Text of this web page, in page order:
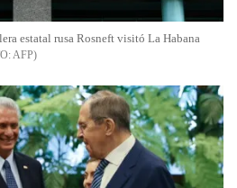
estatal rusa Rosneft visitó La Habana
AFP